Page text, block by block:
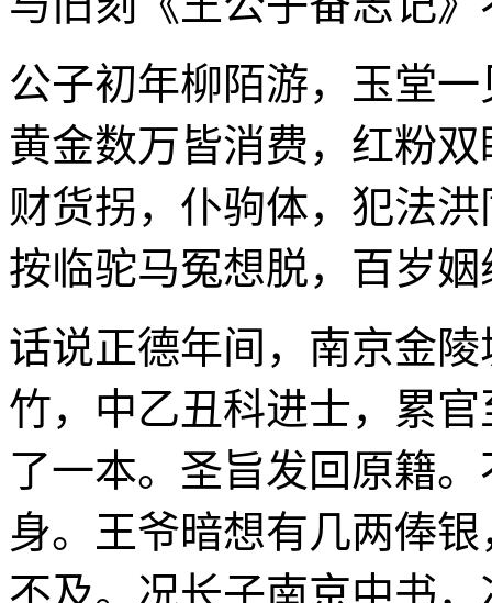
公子初年柳陌游，玉堂
黄金数万皆消费，红粉
财货拐，仆驹体，犯法
按临驼马冤想脱，百岁
话说正德年间，南京金
竹，中乙丑科进士，累
了一本。圣旨发回原籍
身。王爷暗想有几两俸
不及。况长子南京中书